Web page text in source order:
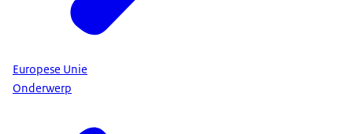
Europese Unie
Onderwerp